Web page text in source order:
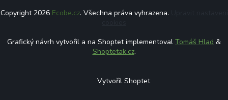
Copyright 2026 Ecobe.cz. Všechna práva vyhrazena.
Grafický návrh vytvořil a na Shoptet implementoval Tomáš Hlad &
Shoptetak.cz.
Vytvořil Shoptet